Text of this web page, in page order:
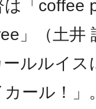
「coffee
」（土井
ールルイ
ール！」